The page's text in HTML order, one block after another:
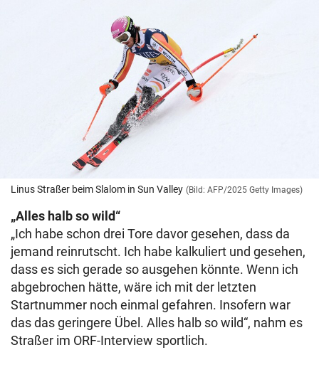
Linus Straßer beim Slalom in Sun Valley (Bild: AFP/2025 Getty Images)
„Alles halb so wild“
„Ich habe schon drei Tore davor gesehen, dass da
jemand reinrutscht. Ich habe kalkuliert und gesehen,
dass es sich gerade so ausgehen könnte. Wenn ich
abgebrochen hätte, wäre ich mit der letzten
Startnummer noch einmal gefahren. Insofern war
das das geringere Übel. Alles halb so wild“, nahm es
Straßer im ORF-Interview sportlich.